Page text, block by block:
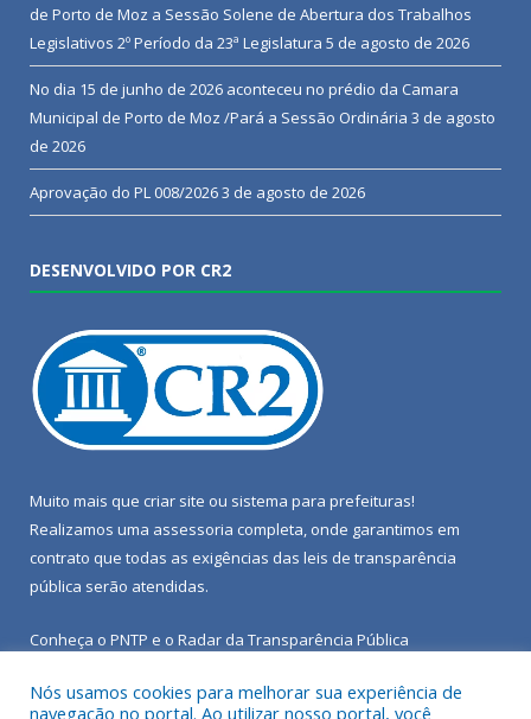
de Porto de Moz a Sessão Solene de Abertura dos Trabalhos
Legislativos 2º Período da 23ª Legislatura 5 de agosto de 2026
No dia 15 de junho de 2026 aconteceu no prédio da Camara
Municipal de Porto de Moz /Pará a Sessão Ordinária 3 de agosto
de 2026
Aprovação do PL 008/20263 de agosto de 2026
DESENVOLVIDO POR CR2
Muito mais que criar site ou sistema para prefeituras!
Realizamos uma assessoria completa, onde garantimos em
contrato que todas as exigências das leis de transparência
pública serão atendidas.
Conheça o PNTP e o Radar da Transparência Pública
Nós usamos cookies para melhorar sua experiência de
navegação no portal. Ao utilizar nosso portal, você